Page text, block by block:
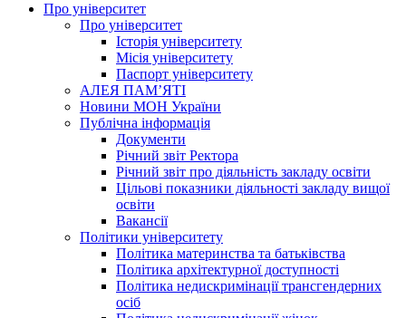
Про університет
Про університет
Історія університету
Місія університету
Паспорт університету
АЛЕЯ ПАМ’ЯТІ
Новини МОН України
Публічна інформація
Документи
Річний звіт Ректора
Річний звіт про діяльність закладу освіти
Цільові показники діяльності закладу вищої
освіти
Вакансії
Політики університету
Політика материнства та батьківства
Політика архітектурної доступності
Політика недискримінації трансгендерних
осіб